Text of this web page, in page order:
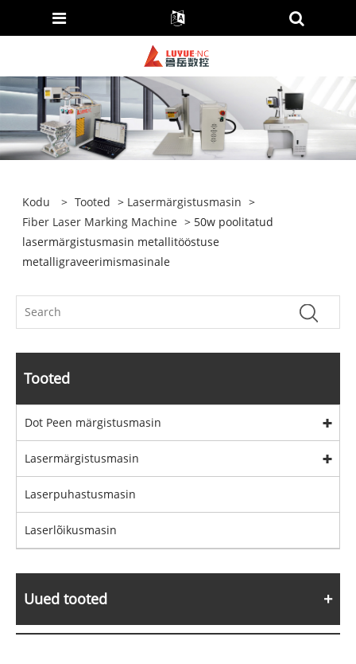
Kodu > Tooted > Lasermärgistusmasin >
Fiber Laser Marking Machine > 50w poolitatud
lasermärgistusmasin metallitööstuse
metalligraveerimismasinale
Tooted
Dot Peen märgistusmasin
Lasermärgistusmasin
Laserpuhastusmasin
Laserlõikusmasin
Uued tooted